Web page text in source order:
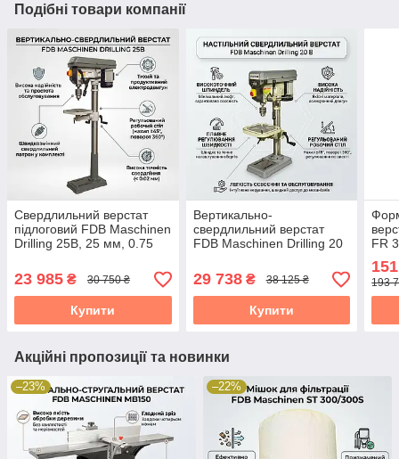
Подібні товари компанії
Свердлильний верстат
підлоговий FDB Maschinen
Drilling 25B, 25 мм, 0.75
23 985 ₴ 30 750 ₴
Купити
Вертикально-
свердлильний верстат
FDB Maschinen Drilling 20
29 738₴ 38 125 ₴
Купити
FR
193
Акційні пропозиції та новинки
–23% –22%